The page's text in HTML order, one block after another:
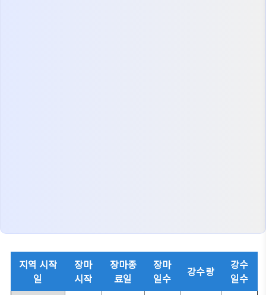
지역 시작
일
장마
시작
장마종
료일
장마
일수
강수량
강수
일수